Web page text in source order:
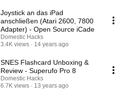
Joystick an das iPad
anschließen (Atari 2600, 7800
Adapter) - Open Source iCade
Domestic Hacks
3.4K views
14 years ago
SNES Flashcard Unboxing &
Review - Superufo Pro 8
Domestic Hacks
6.7K views
13 years ago